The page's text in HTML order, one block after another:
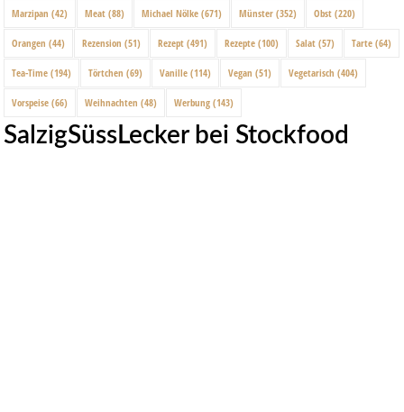
Marzipan (42) Meat (88) Michael Nölke (671) Münster (352) Obst (220)
Orangen (44) Rezension (51) Rezept (491) Rezepte (100) Salat (57) Tarte (64)
Tea-Time (194) Törtchen (69) Vanille (114) Vegan (51) Vegetarisch (404)
Vorspeise (66) Weihnachten (48) Werbung (143)
SalzigSüssLecker bei Stockfood